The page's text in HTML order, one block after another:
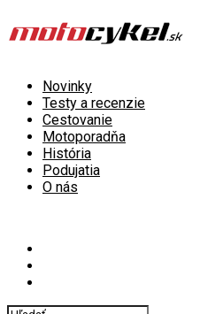
Novinky
Testy a recenzie
Cestovanie
Motoporadňa
História
Podujatia
O nás